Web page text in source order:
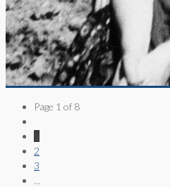
Page 1 of 8
1
2
3
...